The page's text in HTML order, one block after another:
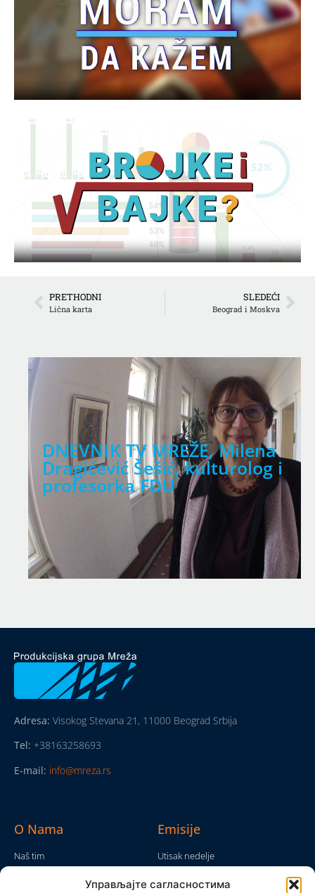
Управљајте сагласностима
PRETHODNI
Lična karta
SLEDEĆI
Beograd i Moskva
DNEVNIK TV MREŽE, Milena
Dragićević Šešić, kulturolog i
profesorka FDU
Adresa: Visokog Stevana 21, 11000 Beograd Srbija
Tel: +38163258693
E-mail: info@mreza.rs
O Nama
Naš tim
Emisije
Utisak nedelje